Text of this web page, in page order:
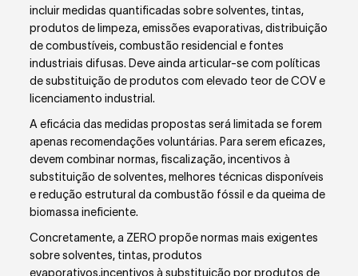
incluir medidas quantificadas sobre solventes, tintas,
produtos de limpeza, emissões evaporativas, distribuição
de combustíveis, combustão residencial e fontes
industriais difusas. Deve ainda articular-se com políticas
de substituição de produtos com elevado teor de COV e
licenciamento industrial.
A eficácia das medidas propostas será limitada se forem
apenas recomendações voluntárias. Para serem eficazes,
devem combinar normas, fiscalização, incentivos à
substituição de solventes, melhores técnicas disponíveis
e redução estrutural da combustão fóssil e da queima de
biomassa ineficiente.
Concretamente, a ZERO propõe normas mais exigentes
sobre solventes, tintas, produtos
evaporativos,incentivos à substituição por produtos de